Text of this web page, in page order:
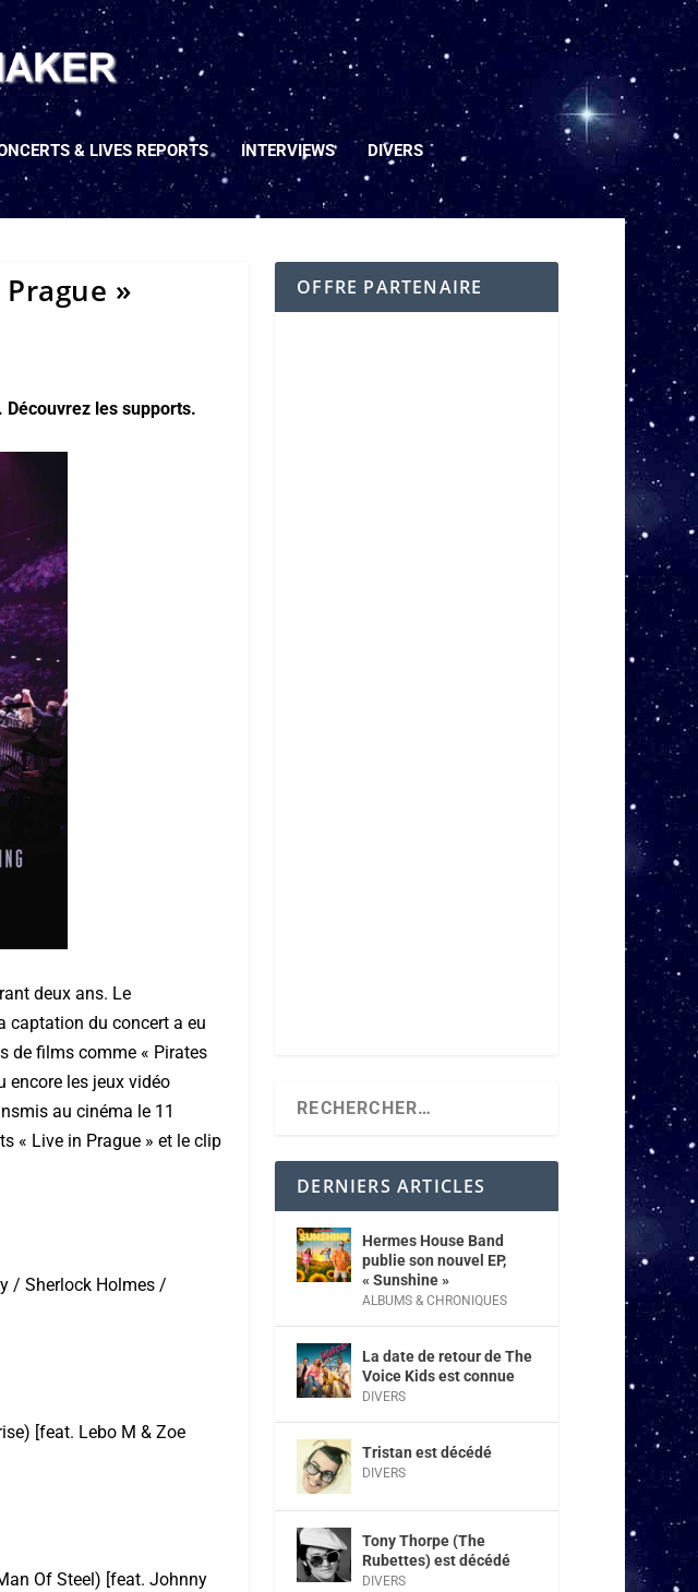
& LIVES REPORTS INTERVIEWS DIVERS
»
les supports.
deux ans. Le
captation du concert a eu
de films comme « Pirates
encore les jeux vidéo
au cinéma le 11
« Live in Prague » et le clip
/ Sherlock Holmes /
[feat. Lebo M & Zoe
Of Steel) [feat. Johnny
OFFRE PARTENAIRE
DERNIERS ARTICLES
Hermes House Band
publie son nouvel EP,
« Sunshine »
ALBUMS & CHRONIQUES
La date de retour de The
Voice Kids est connue
DIVERS
Tristan est décédé
DIVERS
Tony Thorpe (The
Rubettes) est décédé
DIVERS